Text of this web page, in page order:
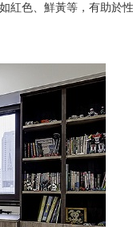
紅色、鮮黃等，有助於